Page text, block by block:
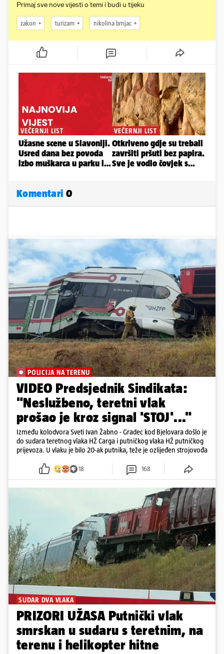
Primaj sve nove vijesti o temi i budi u tijeku
zakon turizam nikolina brnjac
Komentari 0
POLICIJA NA TERENU
VIDEO Predsjednik Sindikata:
"Neslužbeno, teretni vlak
prošao je kroz signal 'STOJ'..."
Između kolodvora Sveti Ivan Žabno - Gradec kod Bjelovara došlo je
do sudara teretnog vlaka HŽ Carga i putničkog vlaka HŽ putničkog
prijevoza. U vlaku je bilo 20-ak putnika, teže je ozlijeđen strojovođa
18 168
SUDAR DVA VLAKA
PRIZORI UŽASA Putnički vlak
smrskan u sudaru s teretnim, na
terenu i helikopter hitne